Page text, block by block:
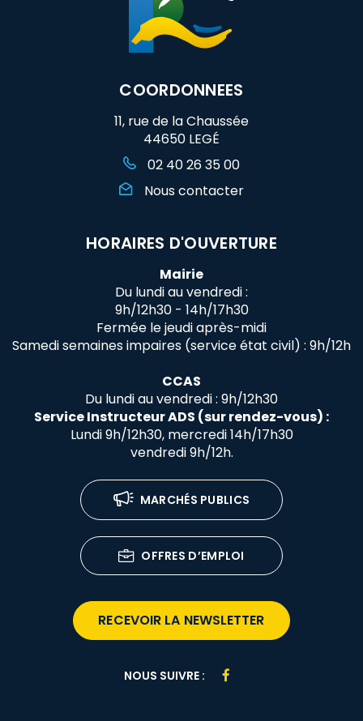
COORDONNEES
11, rue de la Chaussée
44650 LEGÉ
02 40 26 35 00
Nous contacter
HORAIRES D'OUVERTURE
Mairie
Du lundi au vendredi :
9h/12h30 - 14h/17h30
Fermée le jeudi après-midi
Samedi semaines impaires (service état civil) : 9h/12h
CCAS
Du lundi au vendredi : 9h/12h30
Service Instructeur ADS (sur rendez-vous) :
Lundi 9h/12h30, mercredi 14h/17h30
vendredi 9h/12h.
MARCHÉS PUBLICS
OFFRES D’EMPLOI
RECEVOIR LA NEWSLETTER
NOUS SUIVRE :